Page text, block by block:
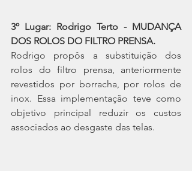
3º Lugar: Rodrigo Terto - MUDANÇA
DOS ROLOS DO FILTRO PRENSA.
Rodrigo propôs a substituição dos
rolos do filtro prensa, anteriormente
revestidos por borracha, por rolos de
inox. Essa implementação teve como
objetivo principal reduzir os custos
associados ao desgaste das telas.